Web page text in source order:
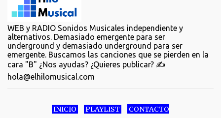
WEB y RADIO Sonidos Musicales independiente y
alternativos. Demasiado emergente para ser
underground y demasiado underground para ser
emergente. Buscamos las canciones que se pierden en la
cara "B" ¿Nos ayudas? ¿Quieres publicar? ✍️
hola@elhilomusical.com
INICIO PLAYLIST CONTACTO